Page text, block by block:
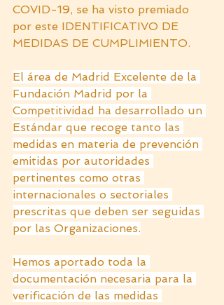
COVID-19, se ha visto premiado
por este IDENTIFICATIVO DE
MEDIDAS DE CUMPLIMIENTO.
El área de Madrid Excelente de la
Fundación Madrid por la
Competitividad ha desarrollado un
Estándar que recoge tanto las
medidas en materia de prevención
emitidas por autoridades
pertinentes como otras
internacionales o sectoriales
prescritas que deben ser seguidas
por las Organizaciones.
Hemos aportado toda la
documentación necesaria para la
verificación de las medidas